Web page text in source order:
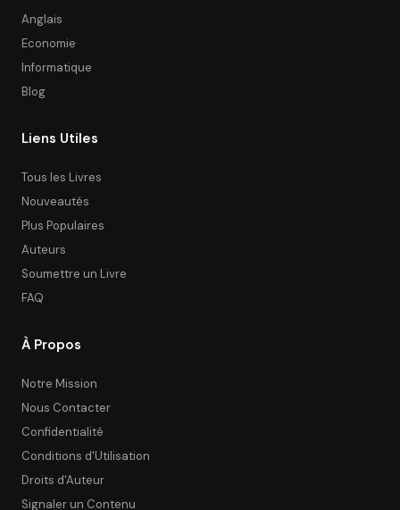
Anglais
Economie
Informatique
Blog
Liens Utiles
Tous les Livres
Nouveautés
Plus Populaires
Auteurs
Soumettre un Livre
FAQ
À Propos
Notre Mission
Nous Contacter
Confidentialité
Conditions d'Utilisation
Droits d'Auteur
Signaler un Contenu